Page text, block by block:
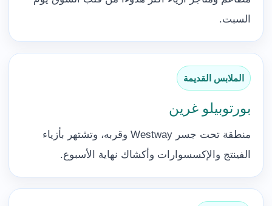
السبت.
الملابس القديمة
بورتوبيلو غرين
منطقة تحت جسر Westway وقربه، وتشتهر بأزياء
الفينتج والإكسسوارات وأكشاك نهاية الأسبوع.